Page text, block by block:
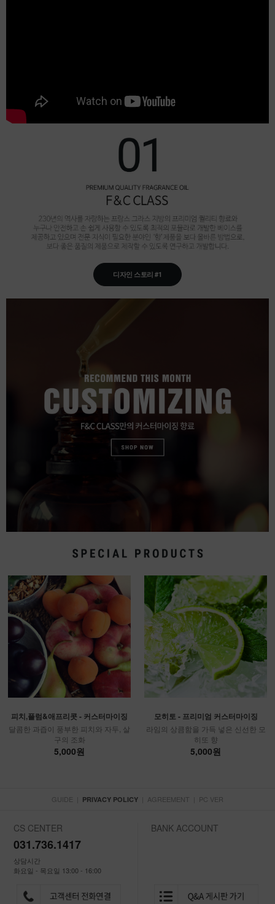
디자인 스토리 #1
피치,플럼&애프리콧 - 커스터마이징
달콤한 과즙이 풍부한 피치와 자두, 살
구의 조화
5,000원
모히토 - 프리미엄 커스터마이징
라임의 상큼함을 가득 넣은 신선한 모
히또 향
5,000원
GUIDE PRIVACY POLICY AGREEMENT PC VER
CS CENTER
031.736.1417
상담시간
화요일 - 목요일 13:00 - 16:00
BANK ACCOUNT